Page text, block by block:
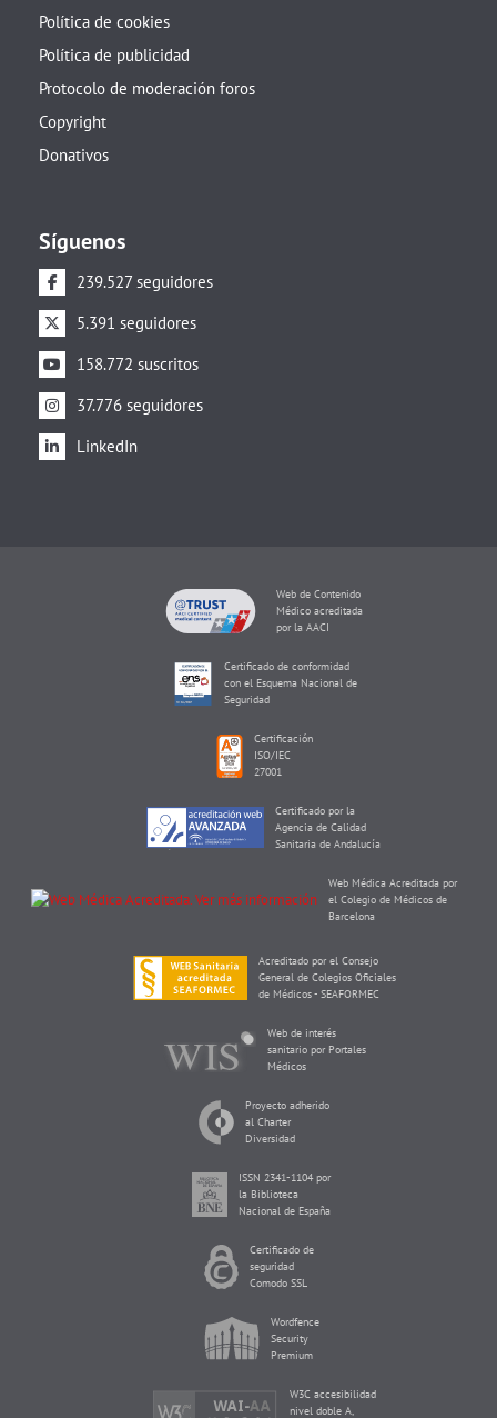
Política de cookies
Política de publicidad
Protocolo de moderación foros
Copyright
Donativos
Síguenos
239.527 seguidores
5.391 seguidores
158.772 suscritos
37.776 seguidores
LinkedIn
Web de Contenido
Médico acreditada
por la AACI
Certificado de conformidad
con el Esquema Nacional de
Seguridad
Certificación
ISO/IEC
27001
Certificado por la
Agencia de Calidad
Sanitaria de Andalucía
Web Médica Acreditada por
el Colegio de Médicos de
Barcelona
Acreditado por el Consejo
General de Colegios Oficiales
de Médicos - SEAFORMEC
Web de interés
sanitario por Portales
Médicos
Proyecto adherido
al Charter
Diversidad
ISSN 2341-1104 por
la Biblioteca
Nacional de España
Certificado de
seguridad
Comodo SSL
Wordfence
Security
Premium
W3C accesibilidad
nivel doble A,